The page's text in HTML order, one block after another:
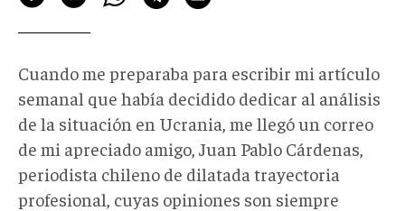
Cuando me preparaba para escribir mi artículo
semanal que había decidido dedicar al análisis
de la situación en Ucrania, me llegó un correo
de mi apreciado amigo, Juan Pablo Cárdenas,
periodista chileno de dilatada trayectoria
profesional, cuyas opiniones son siempre